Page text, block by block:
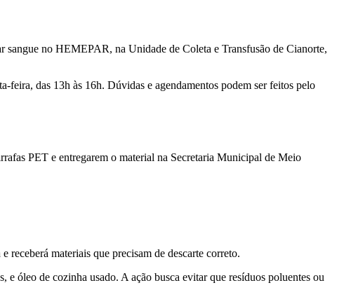
sangue no HEMEPAR, na Unidade de Coleta e Transfusão de Cianorte,
feira, das 13h às 16h. Dúvidas e agendamentos podem ser feitos pelo
PET e entregarem o material na Secretaria Municipal de Meio
materiais que precisam de descarte correto.
e óleo de cozinha usado. A ação busca evitar que resíduos poluentes ou